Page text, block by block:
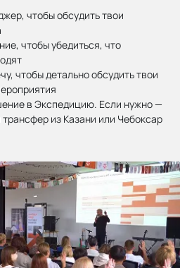
чтобы обсудить твои
чтобы убедиться, что
чтобы детально обсудить твои
в Экспедицию. Если нужно —
из Казани или Чебоксар